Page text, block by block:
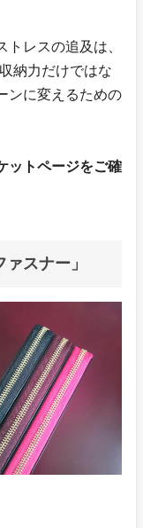
レスの追及は、
納力だけではな
ンに変えるための
ットページをご確
スナー」